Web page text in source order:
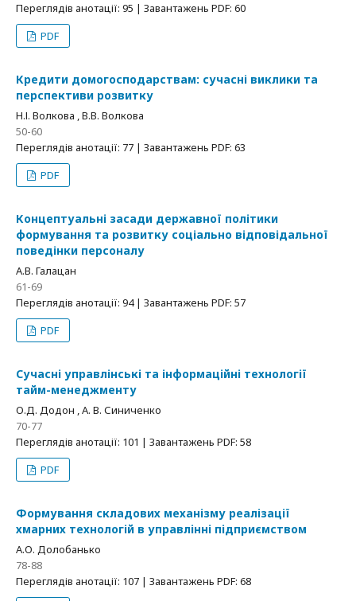
Переглядів анотації: 95 | Завантажень PDF: 60
PDF
Кредити домогосподарствам: сучасні виклики та
перспективи розвитку
Н.І. Волкова , В.В. Волкова
50-60
Переглядів анотації: 77 | Завантажень PDF: 63
PDF
Концептуальні засади державної політики
формування та розвитку соціально відповідальної
поведінки персоналу
А.В. Галацан
61-69
Переглядів анотації: 94 | Завантажень PDF: 57
PDF
Сучасні управлінські та інформаційні технології
тайм-менеджменту
О.Д. Додон , А. В. Синиченко
70-77
Переглядів анотації: 101 | Завантажень PDF: 58
PDF
Формування складових механізму реалізації
хмарних технологій в управлінні підприємством
А.О. Долобанько
78-88
Переглядів анотації: 107 | Завантажень PDF: 68